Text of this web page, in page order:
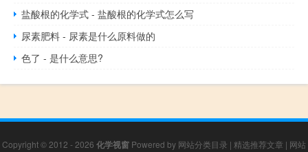
盐酸根的化学式 - 盐酸根的化学式怎么写
尿素肥料 - 尿素是什么原料做的
色了 - 是什么意思?
Copyright © 2012 - 2026 化学视窗 Powered by 网站分类目录 | 精选推荐文章 | 网站